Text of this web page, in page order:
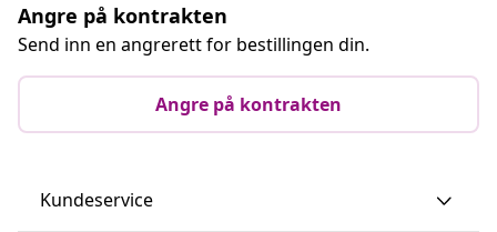
Angre på kontrakten
Send inn en angrerett for bestillingen din.
Angre på kontrakten
Kundeservice